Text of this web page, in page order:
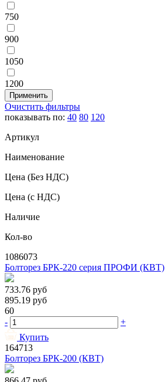
750
900
1050
1200
Очистить фильтры
показывать по: 40 80 120
Артикул
Наименование
Цена (Без НДС)
Цена (с НДС)
Наличие
Кол-во
1086073
Болторез БРК-220 серия ПРОФИ (КВТ)
733.76 руб
895.19 руб
60
-
+
Купить
164713
Болторез БРК-200 (КВТ)